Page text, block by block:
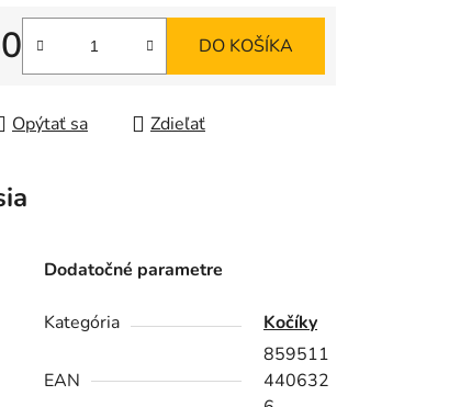
DO KOŠÍKA
Opýtať sa Zdieľať
Dodatočné parametre
Kategória Kočíky
EAN
859511
440632